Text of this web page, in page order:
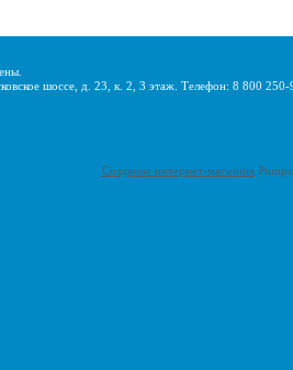
шоссе, д. 23, к. 2, 3 этаж. Телефон: 8 800
Создание интернет-магазина